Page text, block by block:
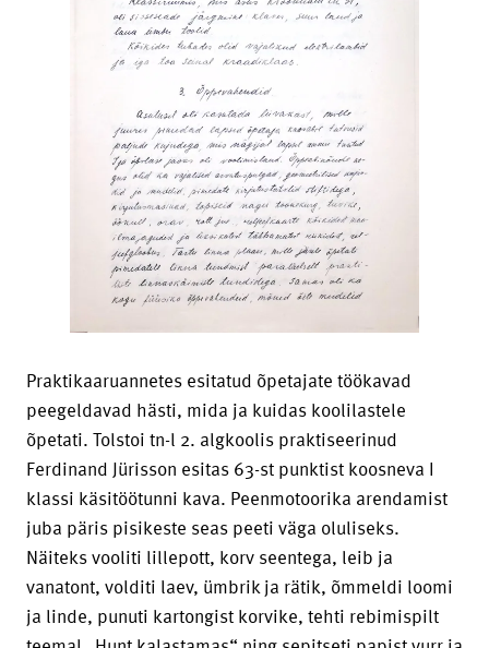
Praktikaaruannetes esitatud õpetajate töökavad
peegeldavad hästi, mida ja kuidas koolilastele
õpetati. Tolstoi tn-l 2. algkoolis praktiseerinud
Ferdinand Jürisson esitas 63-st punktist koosneva I
klassi käsitöötunni kava. Peenmotoorika arendamist
juba päris pisikeste seas peeti väga oluliseks.
Näiteks vooliti lillepott, korv seentega, leib ja
vanatont, volditi laev, ümbrik ja rätik, õmmeldi loomi
ja linde, punuti kartongist korvike, tehti rebimispilt